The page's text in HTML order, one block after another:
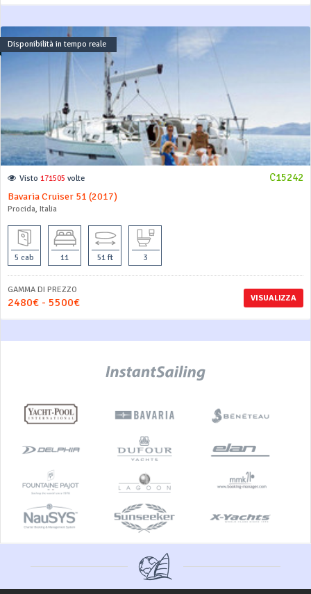
Disponibilità in tempo reale
C15242
Visto 171505 volte
Bavaria Cruiser 51 (2017)
Procida, Italia
5 cab 11 51 ft 3
VISUALIZZA
GAMMA DI PREZZO
2480€ - 5500€